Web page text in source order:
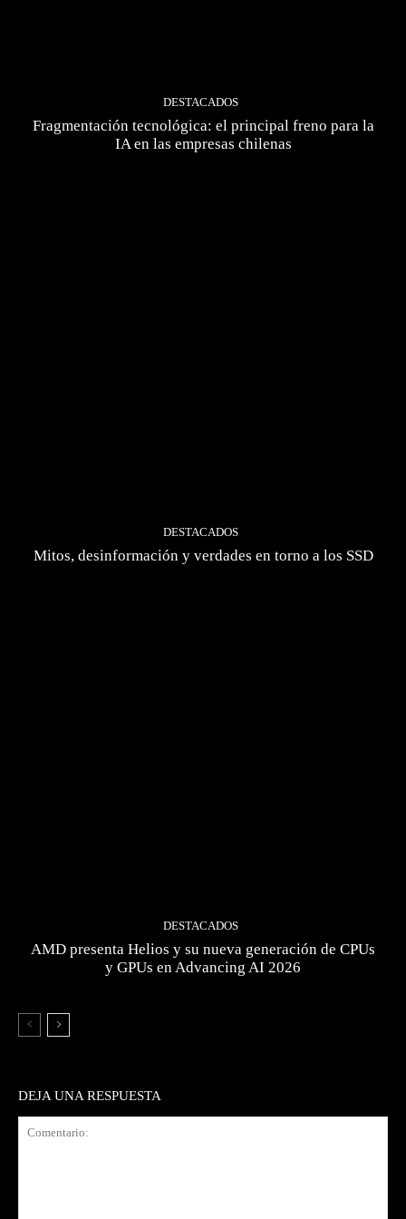
DESTACADOS
Fragmentación tecnológica: el principal freno para la
IA en las empresas chilenas
DESTACADOS
Mitos, desinformación y verdades en torno a los SSD
DESTACADOS
AMD presenta Helios y su nueva generación de CPUs
y GPUs en Advancing AI 2026
DEJA UNA RESPUESTA